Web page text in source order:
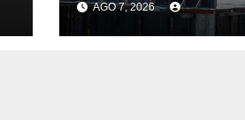
Maldonado, un
departamento
AGO 7, 2026